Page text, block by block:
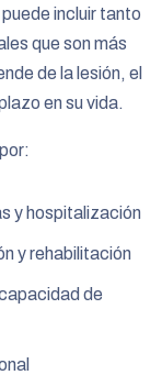
incluir tanto
que son más
de la lesión, el
en su vida.
y hospitalización
y rehabilitación
de